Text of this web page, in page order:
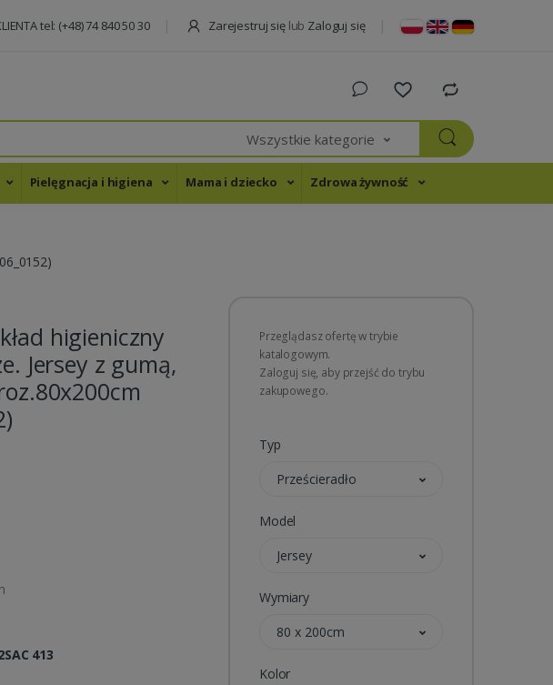
tel: (+48) 74 840 50 30 Zarejestruj się lub Zaloguj się
Wszystkie kategorie
Pielęgnacja i higiena Mama i dziecko Zdrowa żywność
higieniczny
Jersey z gumą,
413
Przeglądasz ofertę w trybie
katalogowym.
Zaloguj się, aby przejść do trybu
zakupowego.
Typ
Prześcieradło
Model
Jersey
Wymiary
80 x 200cm
Kolor